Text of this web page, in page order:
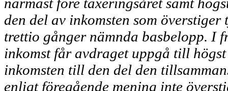
den del av inkomsten som överstiger
trettio gånger nämnda basbelopp. I
inkomst får avdraget uppgå till
in­komsten till den del den
enligt föregå­ende mening inte